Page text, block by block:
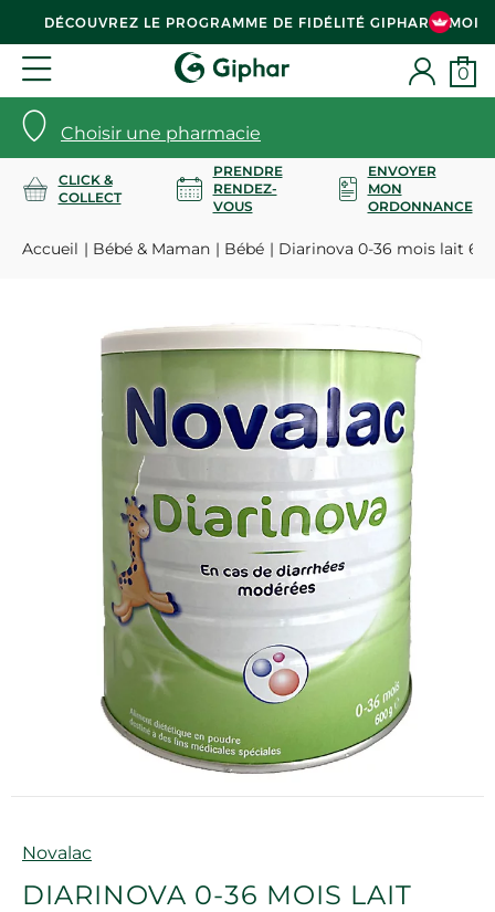
DÉCOUVREZ LE PROGRAMME DE FIDÉLITÉ GIPHAR & MOI
Choisir une pharmacie
0
CLICK &
COLLECT
PRENDRE
RENDEZ-
VOUS
ENVOYER
MON
ORDONNANCE
Accueil Bébé & Maman Bébé Diarinova 0-36 mois lait
Marque
Novalac
DIARINOVA 0-36 MOIS LAIT